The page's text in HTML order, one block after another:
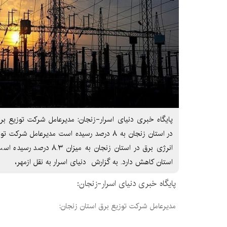
پایگاه خبری دنیای اسرار-زنجان: مدیرعامل شرکت توزیع
در استان زنجان به ۸ درصد رسیده است
انرژی برق در استان زنجان
استان کاهش دارد. به گزارش دنیای اسرار به نقل ازمهر،
پایگاه خبری دنیای اسرار-زنجان:
مدیرعامل شرکت توزیع برق استان زنجان: